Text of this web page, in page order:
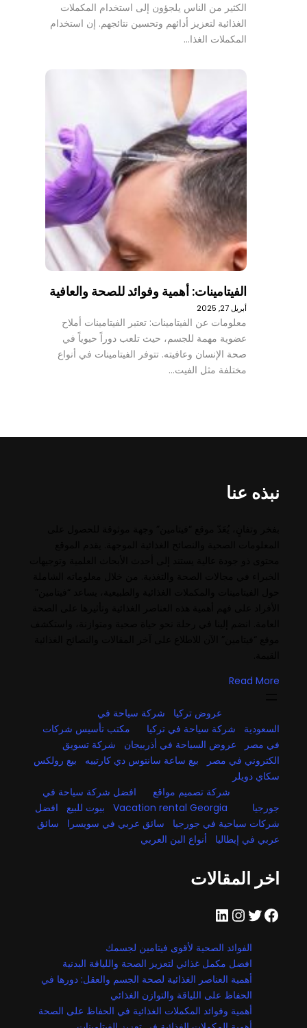
الكثير من الناس يلجؤون إلى استخدام المكملات
الغذائية لتعزيز أدائهم وتحسين نتائجهم. إن استخدام
المكملات الغذا…
الفيتامينات: أهمية وفوائد للصحة والعافية
أبريل 27, 2025
معلومات عن الفيتامينات: تعتبر الفيتامينات أملاح
عضوية مهمة للجسم، حيث تلعب دوراً حيوياً في
صحة الإنسان وعافيته. تتوفر الفيتامينات في أنواع
مختلفة مثل الفيت…
نبذه عنا
Read More
عروض تركيا
شركة سياحة في
السعودية
شركة سياحة في تركيا
مكتب تأسيس شركات
في مصر
عروض السياحة في أذربيجان
شركة تسويق
الكتروني في مصر
بيع ساعة سانتوس دي كارتييه
بيع رولكس
سكاي دويلر
شركة تصميم مواقع
افضل شركة سياحة في
جورجيا
Vacation rental Georgia بيوت للبيع
افضل
شركات سياحية في جورجيا
سائق عربي في سويسرا
سائق
عربي في إيطاليا
أنواع البن العربي
اخر المقالات
فيسبوك تويتر إنستجرام لينكد إن
الفوائد الصحية لأقوى فيتامين لجسمك
افضل مكمل غذائي لتعزيز الصحة واللياقة البدنية
أهمية العناصر الغذائية لصحة الجسم والعقل: دورها في
الحفاظ على اللياقة والتوازن الغذائي
أهمية وفوائد المكملات الغذائية في الحفاظ على الصحة